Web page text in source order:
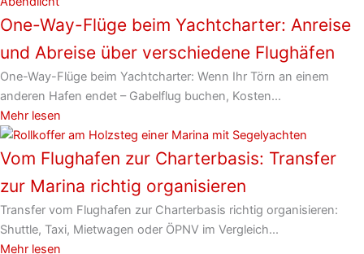
One-Way-Flüge beim Yachtcharter: Anreise
und Abreise über verschiedene Flughäfen
One-Way-Flüge beim Yachtcharter: Wenn Ihr Törn an einem
anderen Hafen endet – Gabelflug buchen, Kosten...
Mehr lesen
Vom Flughafen zur Charterbasis: Transfer
zur Marina richtig organisieren
Transfer vom Flughafen zur Charterbasis richtig organisieren:
Shuttle, Taxi, Mietwagen oder ÖPNV im Vergleich...
Mehr lesen